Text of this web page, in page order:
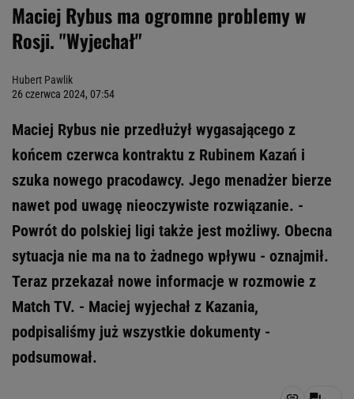
Maciej Rybus ma ogromne problemy w
Rosji. "Wyjechał"
Hubert Pawlik
26 czerwca 2024, 07:54
Maciej Rybus nie przedłużył wygasającego z
końcem czerwca kontraktu z Rubinem Kazań i
szuka nowego pracodawcy. Jego menadżer bierze
nawet pod uwagę nieoczywiste rozwiązanie. -
Powrót do polskiej ligi także jest możliwy. Obecna
sytuacja nie ma na to żadnego wpływu - oznajmił.
Teraz przekazał nowe informacje w rozmowie z
Match TV. - Maciej wyjechał z Kazania,
podpisaliśmy już wszystkie dokumenty -
podsumował.